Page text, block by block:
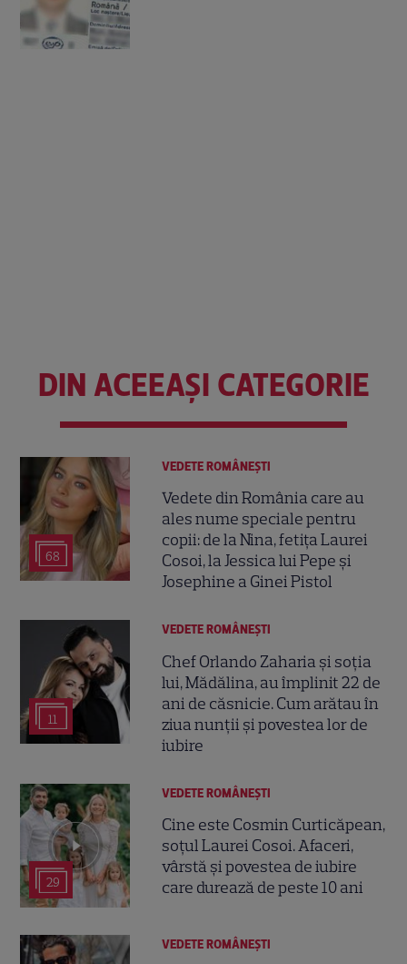
DIN ACEEAȘI CATEGORIE
68
VEDETE ROMÂNEŞTI
Vedete din România care au
ales nume speciale pentru
copii: de la Nina, fetița Laurei
Cosoi, la Jessica lui Pepe și
Josephine a Ginei Pistol
11
VEDETE ROMÂNEŞTI
Chef Orlando Zaharia și soția
lui, Mădălina, au împlinit 22 de
ani de căsnicie. Cum arătau în
ziua nunții și povestea lor de
iubire
29
VEDETE ROMÂNEŞTI
Cine este Cosmin Curticăpean,
soțul Laurei Cosoi. Afaceri,
vârstă și povestea de iubire
care durează de peste 10 ani
VEDETE ROMÂNEŞTI